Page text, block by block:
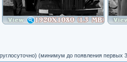
(минимум до появления первых